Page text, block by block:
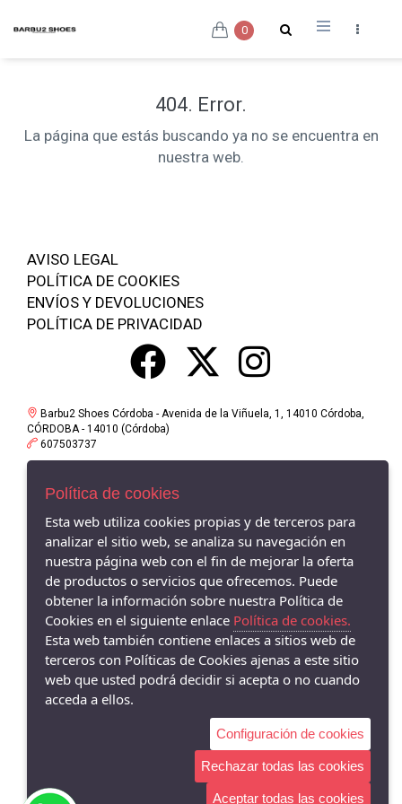
0
404. Error.
La página que estás buscando ya no se encuentra en
nuestra web.
AVISO LEGAL
POLÍTICA DE COOKIES
ENVÍOS Y DEVOLUCIONES
POLÍTICA DE PRIVACIDAD
Barbu2 Shoes Córdoba - Avenida de la Viñuela, 1, 14010 Córdoba,
CÓRDOBA - 14010 (Córdoba)
607503737
Política de cookies
Esta web utiliza cookies propias y de terceros para
analizar el sitio web, se analiza su navegación en
nuestra página web con el fin de mejorar la oferta
de productos o servicios que ofrecemos. Puede
obtener la información sobre nuestra Política de
Cookies en el siguiente enlace Política de cookies.
Esta web también contiene enlaces a sitios web de
terceros con Políticas de Cookies ajenas a este sitio
web que usted podrá decidir si acepta o no cuando
acceda a ellos.
Configuración de cookies
Rechazar todas las cookies
Aceptar todas las cookies